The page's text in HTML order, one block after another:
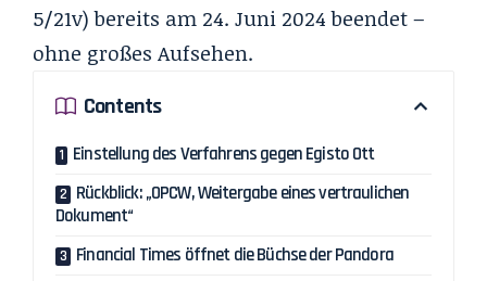
5/21v) bereits am 24. Juni 2024 beendet –
ohne großes Aufsehen.
Contents
Einstellung des Verfahrens gegen Egisto Ott
Rückblick: „OPCW, Weitergabe eines vertraulichen
Dokument“
Financial Times öffnet die Büchse der Pandora